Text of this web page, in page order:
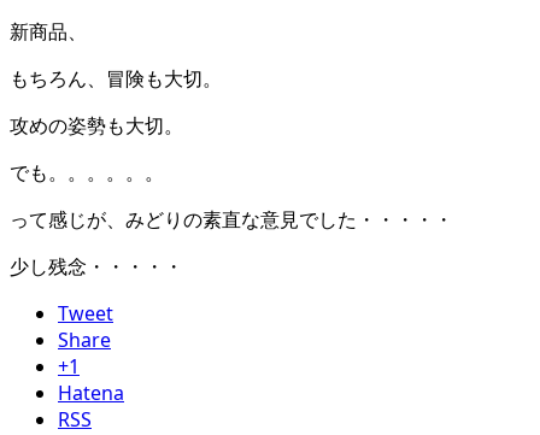
新商品、
もちろん、冒険も大切。
攻めの姿勢も大切。
でも。。。。。。
って感じが、みどりの素直な意見でした・・・・・
少し残念・・・・・
Tweet
Share
+1
Hatena
RSS